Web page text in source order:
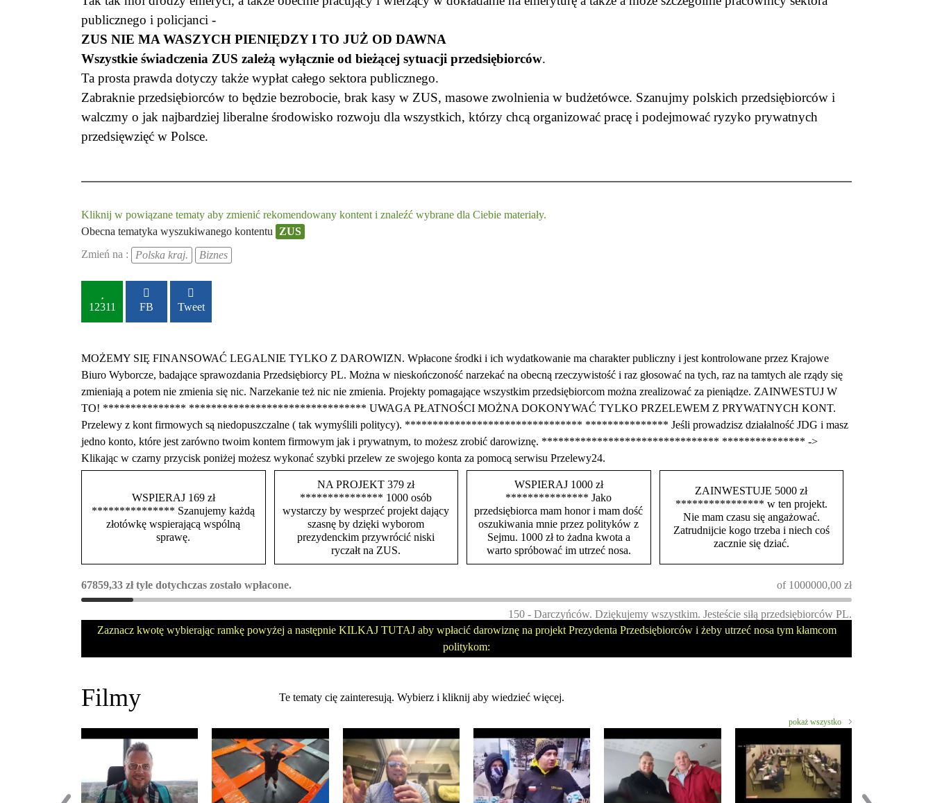
publicznego i policjanci -
ZUS NIE MA WASZYCH PIENIĘDZY I TO JUŻ OD DAWNA
Wszystkie świadczenia ZUS zależą wyłącznie od bieżącej sytuacji przedsiębiorców.
Ta prosta prawda dotyczy także wypłat całego sektora publicznego.
Zabraknie przedsiębiorców to będzie bezrobocie, brak kasy w ZUS, masowe zwolnienia w budżetówce. Szanujmy polskich przedsiębiorców i
walczmy o jak najbardziej liberalne środowisko rozwoju dla wszystkich, którzy chcą organizować pracę i podejmować ryzyko prywatnych
przedsięwzięć w Polsce.
Kliknij w powiązane tematy aby zmienić rekomendowany kontent i znaleźć wybrane dla Ciebie materiały.
Obecna tematyka wyszukiwanego kontentu
ZUS
Zmień na :
Polska kraj. Biznes
12311 FB Tweet
MOŻEMY SIĘ FINANSOWAĆ LEGALNIE TYLKO Z DAROWIZN. Wpłacone środki i ich wydatkowanie ma charakter publiczny i jest kontrolowane przez Krajowe
Biuro Wyborcze, badające sprawozdania Przedsiębiorcy PL. Można w nieskończoność narzekać na obecną rzeczywistość i raz głosować na tych, raz na tamtych ale rządy się
zmieniają a potem nie zmienia się nic. Narzekanie też nic nie zmienia. Projekty pomagające wszystkim przedsiębiorcom można zrealizować za pieniądze. ZAINWESTUJ W
TO! *************** ******************************** UWAGA PŁATNOŚCI MOŻNA DOKONYWAĆ TYLKO PRZELEWEM Z PRYWATNYCH KONT.
Przelewy z kont firmowych są niedopuszczalne ( tak wymyślili politycy). ******************************** *************** Jeśli prowadzisz działalność JDG i masz
jedno konto, które jest zarówno twoim kontem firmowym jak i prywatnym, to możesz zrobić darowiznę. ******************************** *************** ->
Klikając w czarny przycisk poniżej możesz wykonać szybki przelew ze swojego konta za pomocą serwisu Przelewy24.
WSPIERAJ 169 zł
*************** Szanujemy każdą
złotówkę wspierającą wspólną
sprawę.
NA PROJEKT 379 zł
*************** 1000 osób
wystarczy by wesprzeć projekt dający
szasnę by dzięki wyborom
prezydenckim przywrócić niski
ryczałt na ZUS.
WSPIERAJ 1000 zł
*************** Jako
przedsiębiorca mam honor i mam dość
oszukiwania mnie przez polityków z
Sejmu. 1000 zł to żadna kwota a
warto spróbować im utrzeć nosa.
ZAINWESTUJE 5000 zł
**************** w ten projekt.
Nie mam czasu się angażować.
Zatrudnijcie kogo trzeba i niech coś
zacznie się dziać.
67859,33 zł tyle dotychczas zostało wpłacone. of 1000000,00 zł
150 - Darczyńców. Dziękujemy wszystkim. Jesteście siłą przedsiębiorców PL.
Zaznacz kwotę wybierając ramkę powyżej a następnie KILKAJ TUTAJ aby wpłacić darowiznę na projekt Prezydenta Przedsiębiorców i żeby utrzeć nosa tym kłamcom
politykom:
Filmy Te tematy cię zainteresują. Wybierz i kliknij aby wiedzieć więcej.
pokaż wszystko